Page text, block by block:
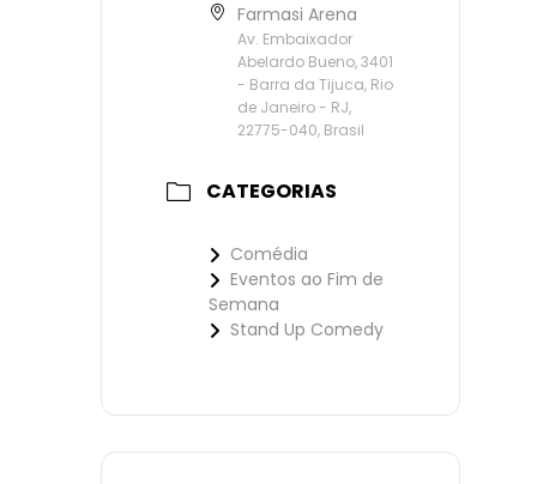
Farmasi Arena
Av. Embaixador
Abelardo Bueno, 3401
- Barra da Tijuca, Rio
de Janeiro - RJ,
22775-040, Brasil
CATEGORIAS
Comédia
Eventos ao Fim de
Semana
Stand Up Comedy